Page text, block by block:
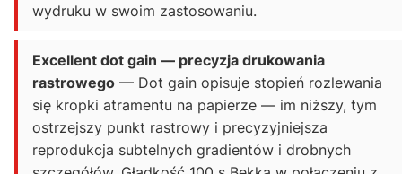
wydruku w swoim zastosowaniu.
Excellent dot gain — precyzja drukowania
rastrowego — Dot gain opisuje stopień rozlewania
się kropki atramentu na papierze — im niższy, tym
ostrzejszy punkt rastrowy i precyzyjniejsza
reprodukcja subtelnych gradientów i drobnych